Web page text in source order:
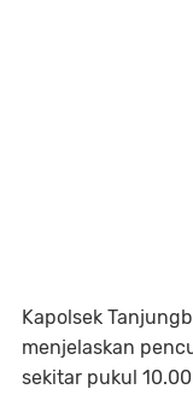
Kapolsek
menjelaskan
sekitar pukul